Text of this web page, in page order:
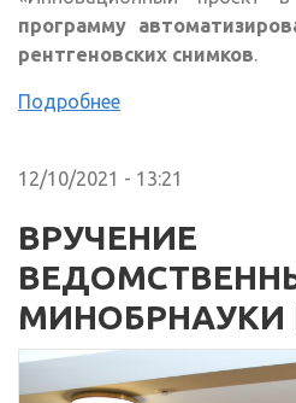
программу
рентгеновских снимков.
Подробнее
12/10/2021 - 13:21
ВРУЧЕНИЕ
МИНОБРНАУКИ